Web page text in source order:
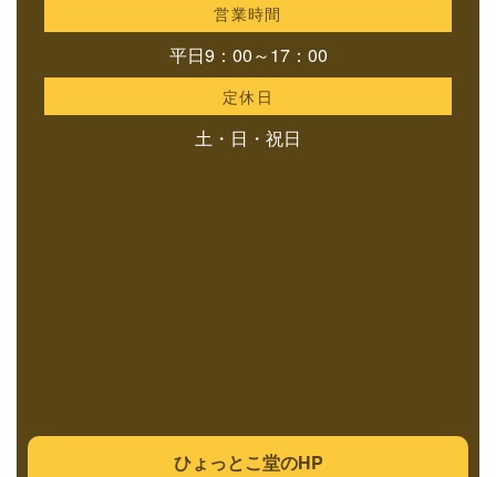
営業時間
平日9：00～17：00
定休日
土・日・祝日
ひょっとこ堂のHP